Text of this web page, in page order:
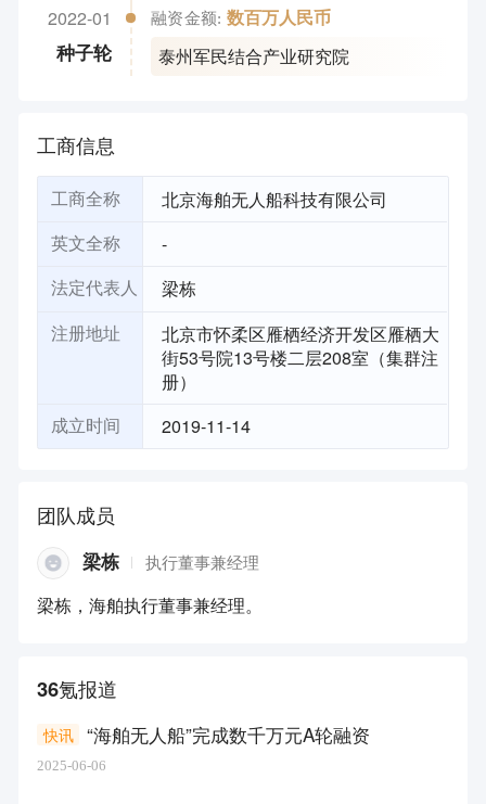
2022-01
种子轮
融资金额: 数百万人民币
泰州军民结合产业研究院
工商信息
工商全称 北京海舶无人船科技有限公司
英文全称 -
法定代表人 梁栋
注册地址
北京市怀柔区雁栖经济开发区雁栖大
街53号院13号楼二层208室（集群注
册）
成立时间 2019-11-14
团队成员
梁栋 执行董事兼经理
梁栋，海舶执行董事兼经理。
36氪报道
“海舶无人船”完成数千万元A轮融资
快讯
2025-06-06